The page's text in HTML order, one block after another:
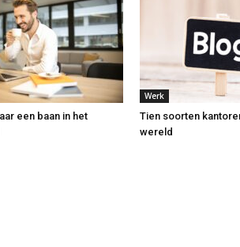
een baan in het
Werk
Tien soorten
wereld